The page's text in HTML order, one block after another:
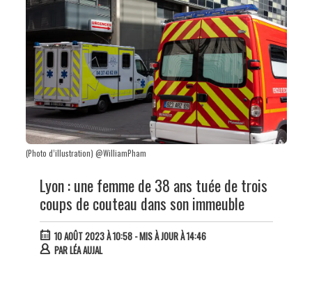
(Photo d’illustration) @WilliamPham
Lyon : une femme de 38 ans tuée de trois
coups de couteau dans son immeuble
10 AOÛT 2023 À 10:58- MIS À JOUR À 14:46
PARLÉA AUJAL